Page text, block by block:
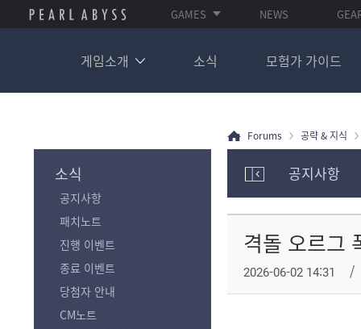
GAMES NEWS
게임소개 소식 모험가 가이드
소식
공지사항
패치노트
진행 이벤트
종료 이벤트
당첨자 안내
CM노트
모
험
가
포
럼
테
고
공지사항
Forums 공략 & 지식
격돌 오르그
2026-06-02 14:31